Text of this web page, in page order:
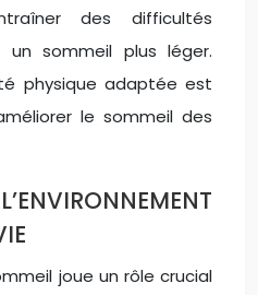
des difficultés
un sommeil plus léger.
physique adaptée est
le sommeil des
joue un rôle crucial